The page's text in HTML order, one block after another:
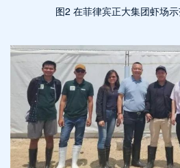
图2 在菲律宾正大集团虾场示